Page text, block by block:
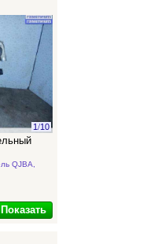
1/10
QJBA,
Показать